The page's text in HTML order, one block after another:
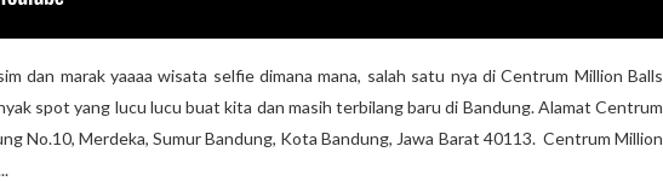
dan marak yaaaa wisata selfie dimana mana, salah satu nya di Centrum Million Balls
spot yang lucu lucu buat kita dan masih terbilang baru di Bandung. Alamat Centrum
No.10, Merdeka, Sumur Bandung, Kota Bandung, Jawa Barat 40113. Centrum Million